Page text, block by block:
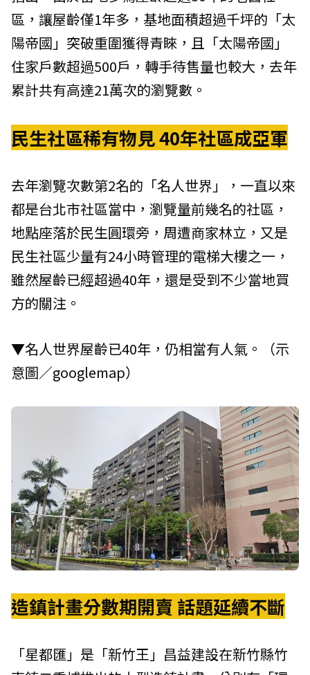
區，讓屋齡僅1年多，基地面積超過千坪的「太
陽帝國」突破重圍獲得青睞，且「太陽帝國」
住家戶數超過500戶，轉手待售量也較大，去年
累計共有高達21萬次的瀏覽數。
民生社區稀有物見 40年社區成亞軍
去年瀏覽次數第2名的「名人世界」，一直以來
都是台北市社區當中，瀏覽量前幾名的社區，
地點座落於民生圓環旁，周遭商家林立，又是
民生社區少量有24小時管理的電梯大樓之一，
雖然屋齡已經超過40年，還是受到不少當地買
方的關注。
▼名人世界屋齡已40年，仍相當有人氣。（示
意圖／googlemap）
造鎮計畫分數期開賣 話題延續不斷
「星都匯」是「新竹王」昌益建設在新竹縣竹